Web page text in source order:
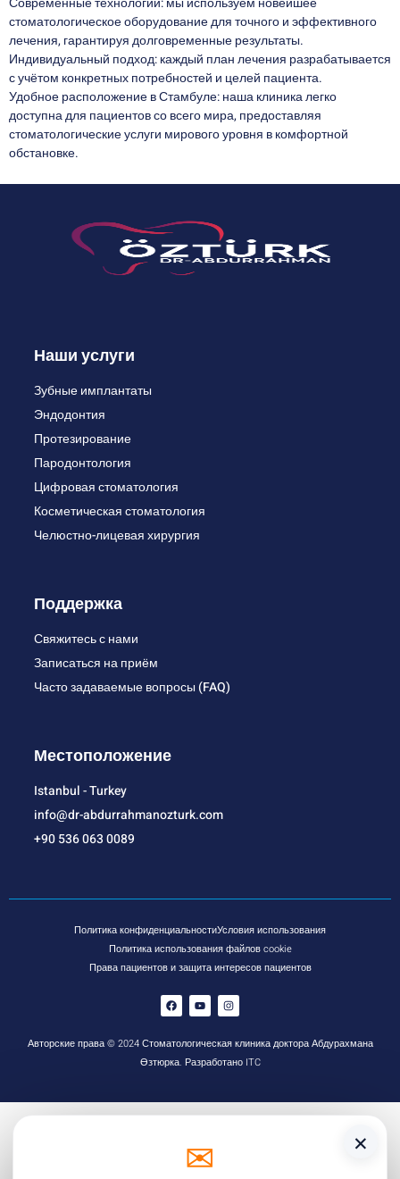
стоматологическое оборудование для точного и эффективного
лечения, гарантируя долговременные результаты.
Индивидуальный подход: каждый план лечения разрабатывается
с учётом конкретных потребностей и целей пациента.
Удобное расположение в Стамбуле: наша клиника легко
доступна для пациентов со всего мира, предоставляя
стоматологические услуги мирового уровня в комфортной
обстановке.
Наши услуги
Зубные имплантаты
Эндодонтия
Протезирование
Пародонтология
Цифровая стоматология
Косметическая стоматология
Челюстно-лицевая хирургия
Поддержка
Свяжитесь с нами
Записаться на приём
Часто задаваемые вопросы (FAQ)
Местоположение
Istanbul - Turkey
info@dr-abdurrahmanozturk.com
+90 536 063 0089
Политика конфиденциальностиУсловия использования
Политика использования файлов cookie
Права пациентов и защита интересов пациентов
Авторские права © 2024 Стоматологическая клиника доктора Абдурахмана
Өзтюрка. Разработано ITC
×
✉
WhatsApp